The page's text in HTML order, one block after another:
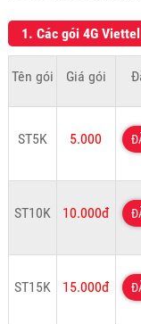
1. Các gói 4G
Tên gói Giá gói
ST5K 5.000
ST10K 10.000đ
ST15K 15.000đ